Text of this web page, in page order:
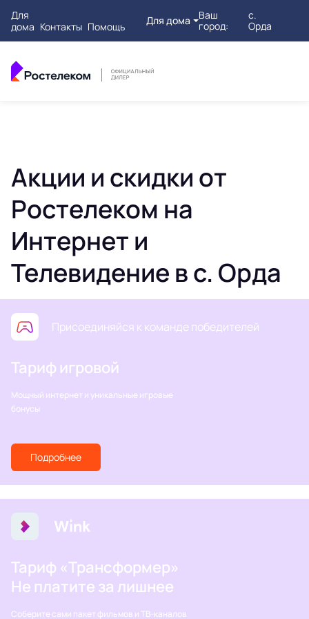
Для
дома Контакты Помощь Для дома
Ваш
город:
с.
Орда
Акции и скидки от
Ростелеком на
Интернет и
Телевидение в с. Орда
Присоединяйся к команде победителей
Тариф игровой
Мощный интернет и уникальные игровые
бонусы
Подробнее
Тариф «Трансформер»
Не платите за лишнее
Соберите сами пакет фильмов и ТВ-каналов